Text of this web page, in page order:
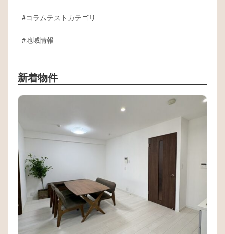
コラムテストカテゴリ
地域情報
新着物件